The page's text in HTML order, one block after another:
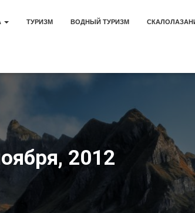
ТУРИЗМ ВОДНЫЙ ТУРИЗМ
2012